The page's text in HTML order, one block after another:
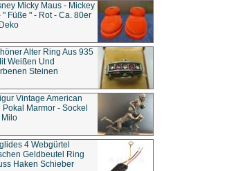
Micky Maus - Mickey
" Füße " - Rot - Ca. 80er
Alter Ring Aus 935
Weißen Und
Steinen
Vintage American
Pokal Marmor - Sockel
4 Webgürtel
Geldbeutel Ring
Haken Schieber